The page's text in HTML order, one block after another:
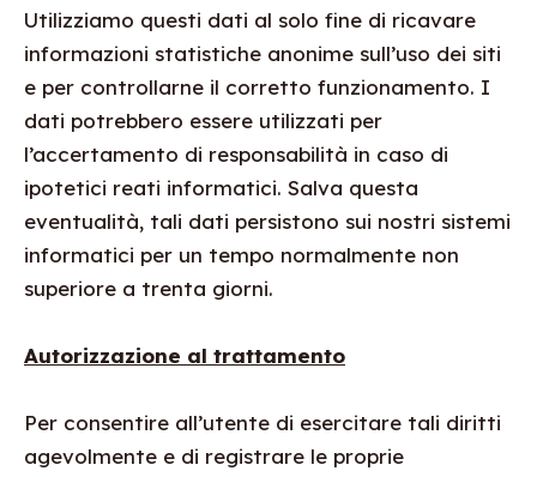
Utilizziamo questi dati al solo fine di ricavare
informazioni statistiche anonime sull’uso dei siti
e per controllarne il corretto funzionamento. I
dati potrebbero essere utilizzati per
l’accertamento di responsabilità in caso di
ipotetici reati informatici. Salva questa
eventualità, tali dati persistono sui nostri sistemi
informatici per un tempo normalmente non
superiore a trenta giorni.
Autorizzazione al trattamento
Per consentire all’utente di esercitare tali diritti
agevolmente e di registrare le proprie